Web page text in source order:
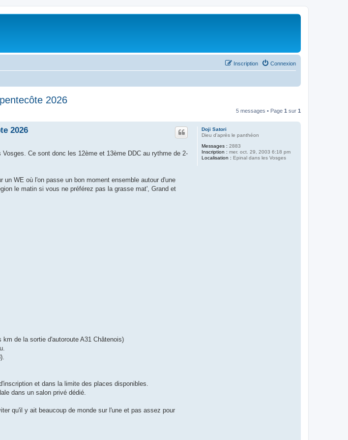
Connexion
Inscription
2026
5 messages • Page 1 sur 1
Doji Satori
Dieu d'après le panthéon
Messages : 2883
Inscription : mer. oct. 29, 2003 6:18 pm
Localisation : Epinal dans les Vosges
2026
Ce sont donc les 12ème et 13ème DDC au rythme de 2-
WE où l'on passe un bon moment ensemble autour d'une
le matin si vous ne préférez pas la grasse mat', Grand et
de la sortie d'autoroute A31 Châtenois)
et dans la limite des places disponibles.
dans un salon privé dédié.
qu'il y ait beaucoup de monde sur l'une et pas assez pour